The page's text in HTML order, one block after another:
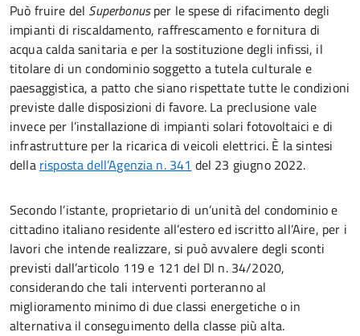
Può fruire del Superbonusper le spese di rifacimento degli
impianti di riscaldamento, raffrescamento e fornitura di
acqua calda sanitaria e per la sostituzione degli infissi, il
titolare di un condominio soggetto a tutela culturale e
paesaggistica, a patto che siano rispettate tutte le condizioni
previste dalle disposizioni di favore. La preclusione vale
invece per l’installazione di impianti solari fotovoltaici e di
infrastrutture per la ricarica di veicoli elettrici. È la sintesi
della risposta dell’Agenzia n. 341 del 23 giugno 2022.
Secondo l’istante, proprietario di un’unità del condominio e
cittadino italiano residente all’estero ed iscritto all’Aire, per i
lavori che intende realizzare, si può avvalere degli sconti
previsti dall’articolo 119 e 121 del Dl n. 34/2020,
considerando che tali interventi porteranno al
miglioramento minimo di due classi energetiche o in
alternativa il conseguimento della classe più alta.